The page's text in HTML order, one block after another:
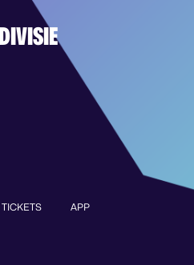
TICKETS APP